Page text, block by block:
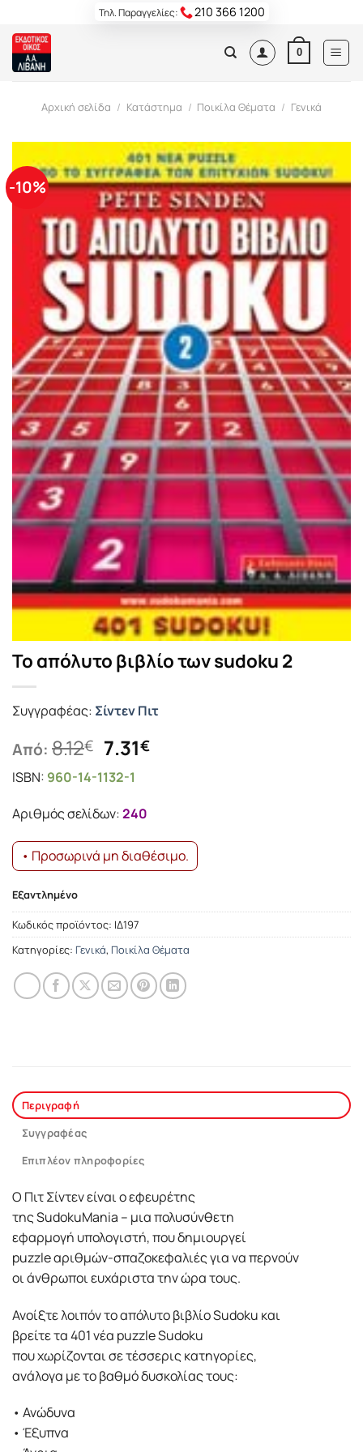
content
Τηλ. Παραγγελίες: 210 366 1200
0
Αρχική σελίδα / Κατάστημα / Ποικίλα Θέματα / Γενικά
-10%
Το απόλυτο βιβλίο των sudoku 2
Συγγραφέας: Σίντεν Πιτ
Από: 8.12€ Original
price
was:
8.12€.
7.31€Η
ISBN: 960-14-1132-1
Αριθμός σελίδων:240
• Προσωρινά μη διαθέσιμο.
Εξαντλημένο
Κωδικός προϊόντος: ΙΔ197
Κατηγορίες: Γενικά, Ποικίλα Θέματα
Περιγραφή
Συγγραφέας
Επιπλέον πληροφορίες
Ο Πιτ Σίντεν είναι ο εφευρέτης
της SudokuMania – μια πολυσύνθετη
εφαρμογή υπολογιστή, που δημιουργεί
puzzle αριθμών-σπαζοκεφαλιές για να περνούν
οι άνθρωποι ευχάριστα την ώρα τους.
Ανοίξτε λοιπόν το απόλυτο βιβλίο Sudoku και
βρείτε τα 401 νέα puzzle Sudoku
που χωρίζονται σε τέσσερις κατηγορίες,
ανάλογα με το βαθμό δυσκολίας τους:
• Ανώδυνα
• Έξυπνα